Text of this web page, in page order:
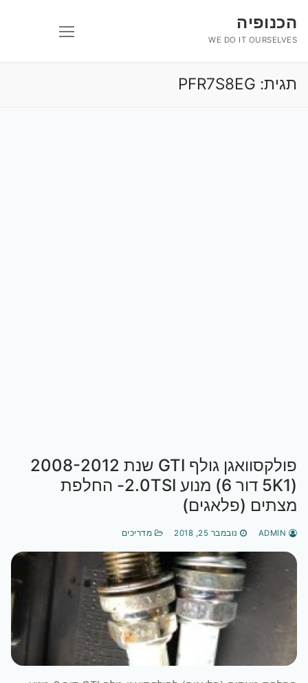
לתוכןהכנופיה
WE DO IT OURSELVES
תגית: PFR7S8EG
פולקסוואגן גולף GTI שנת 2008-2012
(5K1 דור 6) מנוע 2.0TSI- החלפת
מצתים (פלאגים)
נובמבר 25, 2018 מדריכים